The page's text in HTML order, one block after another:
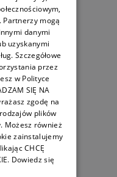
mogą
danymi
uzyskanymi
Szczegółowe
przez
w Polityce
SIĘ NA
zgodę na
plików
Możesz również
zainstalujemy
CHCĘ
Dowiedz się